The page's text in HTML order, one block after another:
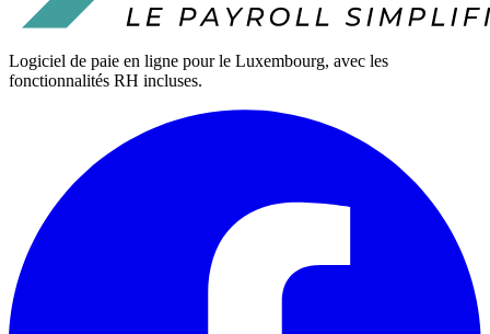
Logiciel de paie en ligne pour le Luxembourg, avec les
fonctionnalités RH incluses.